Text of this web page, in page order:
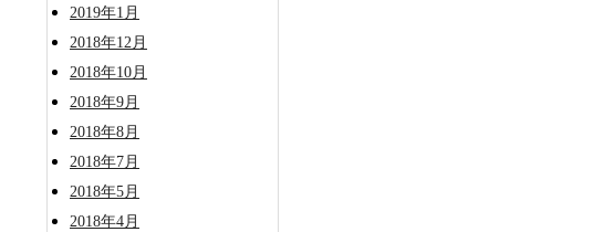
2019年1月
2018年12月
2018年10月
2018年9月
2018年8月
2018年7月
2018年5月
2018年4月